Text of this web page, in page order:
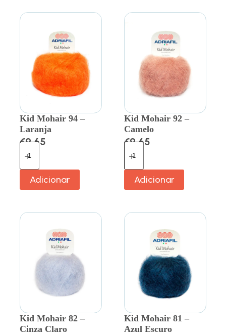
Kid Mohair 94 –
Laranja
€9.65
Adicionar
Kid Mohair 92 –
Camelo
€9.65
Adicionar
Kid Mohair 82 –
Cinza Claro
Kid Mohair 81 –
Azul Escuro